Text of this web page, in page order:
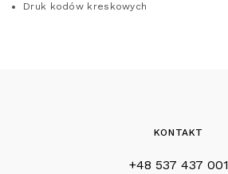
Druk kodów kreskowych
KONTAKT
+48 537 437 001